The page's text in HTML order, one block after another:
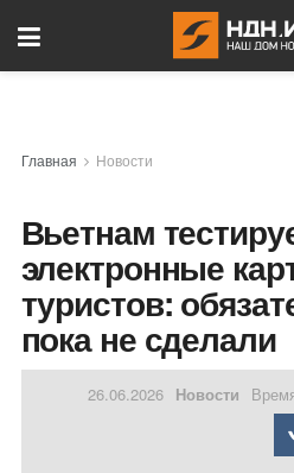
Главная Новости
Вьетнам
электронные
туристов:
пока не сделали
26.06.2026 Новости